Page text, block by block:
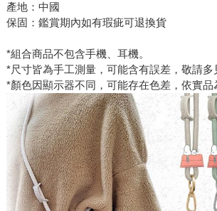
產地：中國
保固：鑑賞期內如有瑕疵可退換貨
*組合商品不包含手機、耳機。
*尺寸皆為手工測量，可能含有誤差，敬請多
*顏色因顯示器不同，可能存在色差，依實品